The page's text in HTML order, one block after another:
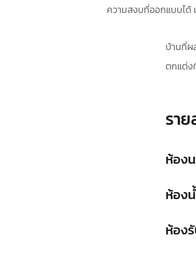
ความสงบที่ออกแบบได้
บ้านที่ผ
ตกแต่ง
รา
ห้อง
ห้อง
ห้อง